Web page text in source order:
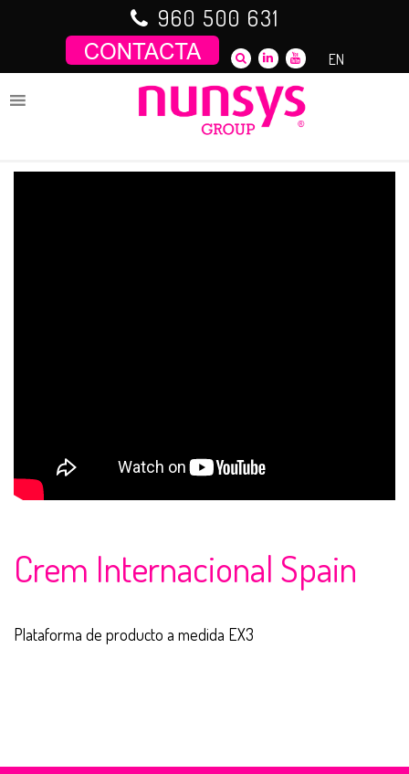
960 500 631
EN
Crem Internacional Spain
Plataforma de producto a medida EX3